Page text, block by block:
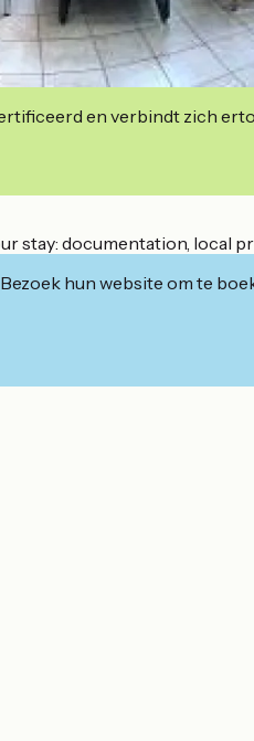
en verbindt zich
stay: documentation, local
hun website om te